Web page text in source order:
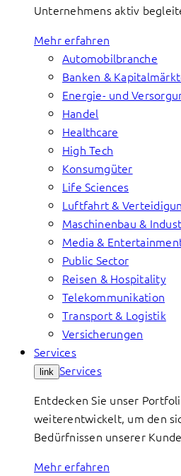
Unternehmens aktiv
Mehr erfahren
Automobilbranche
Banken &
Energie- und
Handel
Healthcare
High Tech
Konsumgüter
Life Sciences
Luftfahrt &
Maschinenbau &
Media &
Public Sector
Reisen & Hospitality
Telekommunikation
Transport & Logistik
Versicherungen
Services
link Services
Entdecken Sie unser
weiterentwickelt, um den
Bedürfnissen unserer
Mehr erfahren